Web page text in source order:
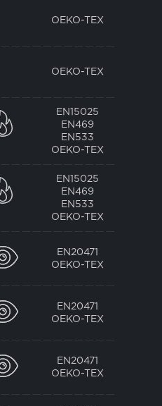
OEKO-TEX
OEKO-TEX
EN15025
EN469
EN533
OEKO-TEX
EN15025
EN469
EN533
OEKO-TEX
EN20471
OEKO-TEX
EN20471
OEKO-TEX
EN20471
OEKO-TEX